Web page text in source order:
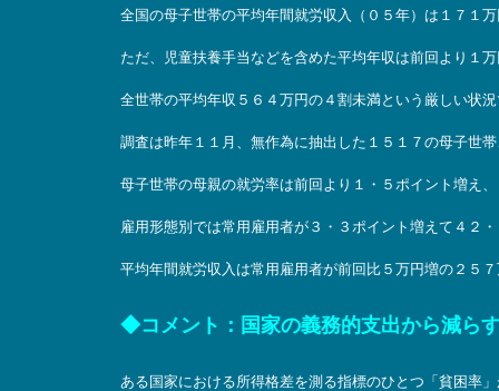
全国の母子世帯の平均年間就労収入（０５年）は１７１
ただ、児童扶養手当などを含めた平均年収は前回より１
全世帯の平均年収５６４万円の４割未満という厳しい状
調査は昨年１１月、無作為に抽出した１５１７の母子世
母子世帯の母親の就労率は前回より１・５ポイント増え
雇用形態別では常用雇用者が３・３ポイント増えて４２
平均年間就労収入は常用雇用者が前回比５万円増の２５
◆コメント：国家の義務的支出から減ら
ある国家における所得格差を測る指標のひとつ「貧困率